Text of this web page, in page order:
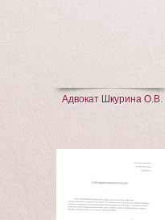
Адвокат Шкурина О.В.